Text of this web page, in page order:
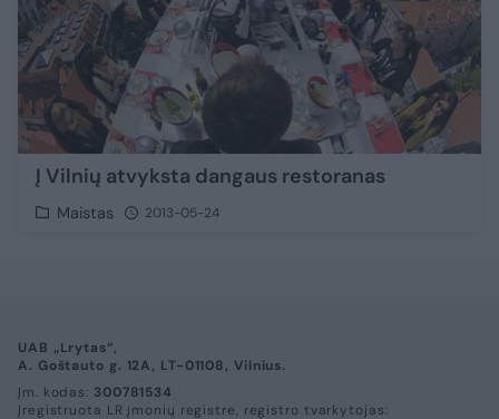
Į Vilnių atvyksta dangaus restoranas
Maistas 2013-05-24
UAB „Lrytas“,
A. Goštauto g. 12A, LT-01108, Vilnius.
Įm. kodas: 300781534
Įregistruota LR įmonių registre, registro tvarkytojas: